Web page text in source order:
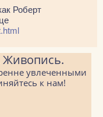
Роберт
Живопись.
увлеченными
к нам!